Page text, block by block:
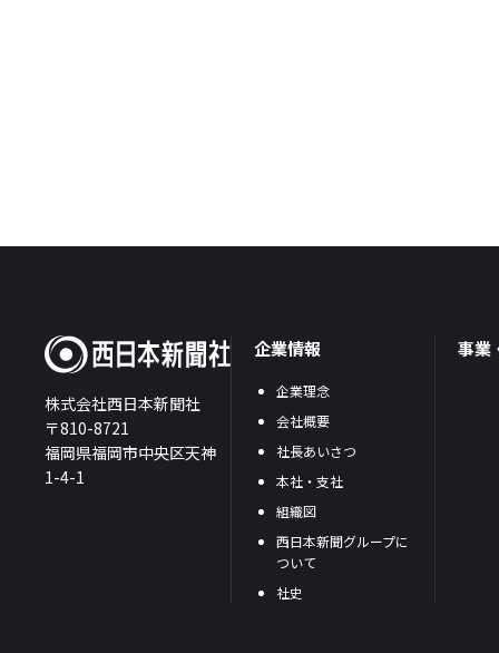
株式会社西日本新聞社
〒810-8721
福岡県福岡市中央区天神
1-4-1
企業情報
企業理念
会社概要
社長あいさつ
本社・支社
組織図
西日本新聞グループに
ついて
社史
事業